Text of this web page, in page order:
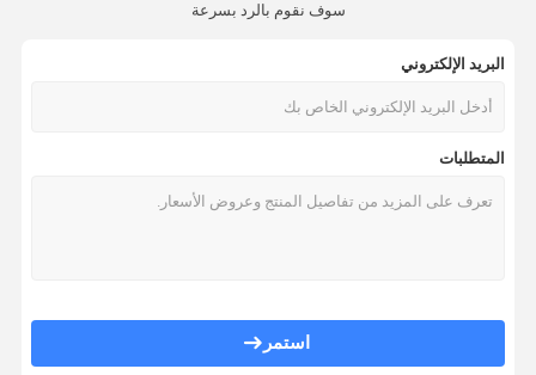
باب مضاد للحريق
جدار التقسيم المنقول
قسم الحائط القابل للعمل
مقسم غرفة معلقة
سوف نقوم بالرد بسرعة
البريد الإلكتروني
المتطلبات
استمر